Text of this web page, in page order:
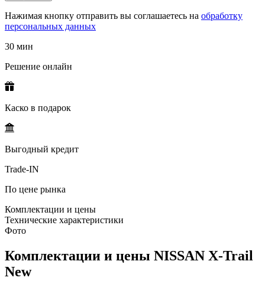
Нажимая кнопку отправить вы соглашаетесь на обработку
персональных данных
30 мин
Решение онлайн
Каско в подарок
Выгодный кредит
Trade-IN
По цене рынка
Комплектации и цены
Технические характеристики
Фото
Комплектации и цены NISSAN X-Trail
New